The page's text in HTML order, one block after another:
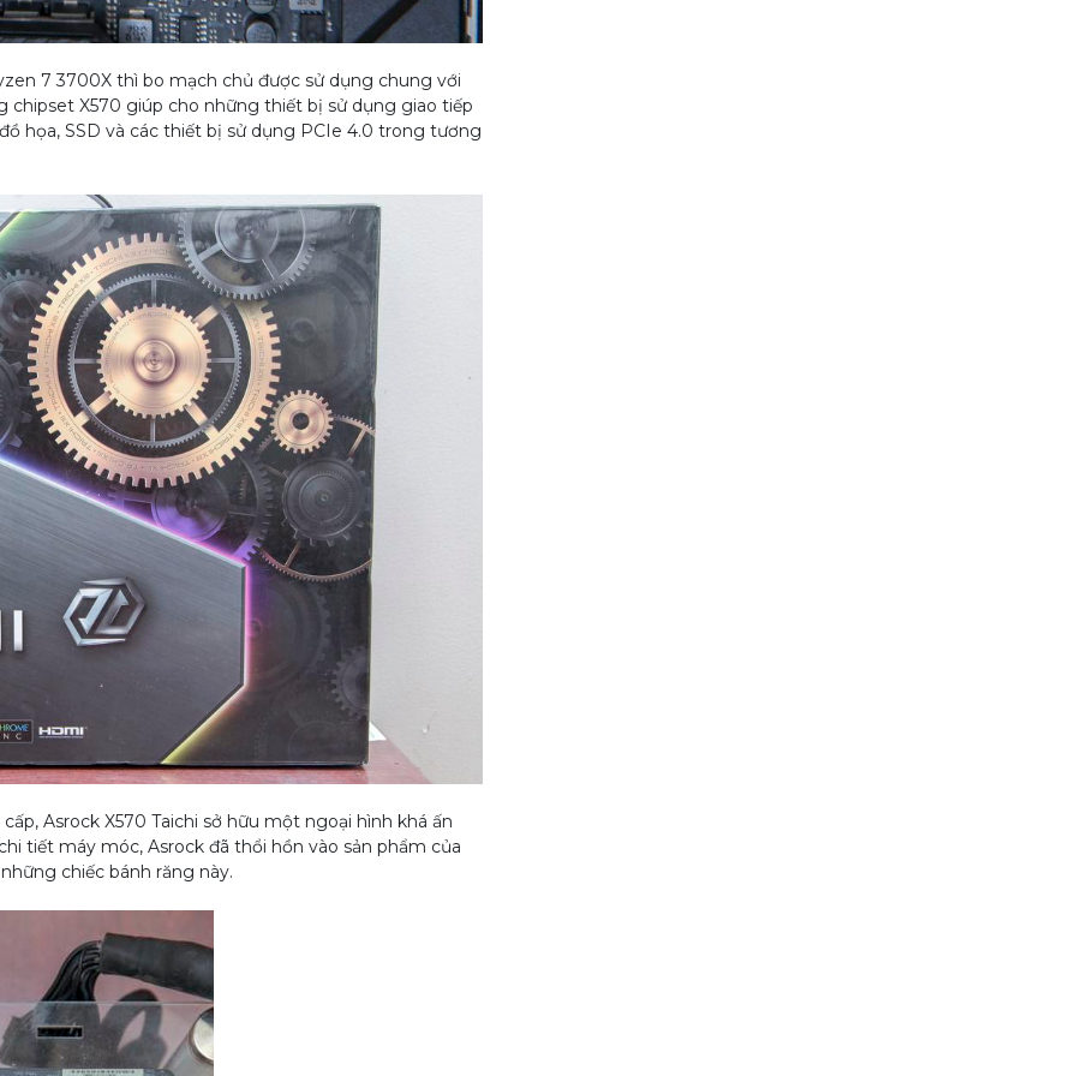
7 3700X thì bo mạch chủ được sử dụng chung với
chipset X570 giúp cho những thiết bị sử dụng giao tiếp
họa, SSD và các thiết bị sử dụng PCIe 4.0 trong tương
Asrock X570 Taichi sở hữu một ngoại hình khá ấn
tiết máy móc, Asrock đã thổi hồn vào sản phẩm của
chiếc bánh răng này.